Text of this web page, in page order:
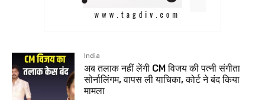
India
अब तलाक नहीं लेंगी CM विजय की पत्नी संगीता
सोर्नालिंगम, वापस ली याचिका, कोर्ट ने बंद किया
मामला